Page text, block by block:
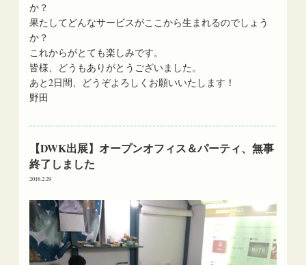
か？
果たしてどんなサービスがここから生まれるのでしょう
か？
これからがとても楽しみです。
皆様、どうもありがとうございました。
あと2日間、どうぞよろしくお願いいたします！
野田
【DWK出展】オープンオフィス＆パーティ、無事
終了しました
2016.2.29